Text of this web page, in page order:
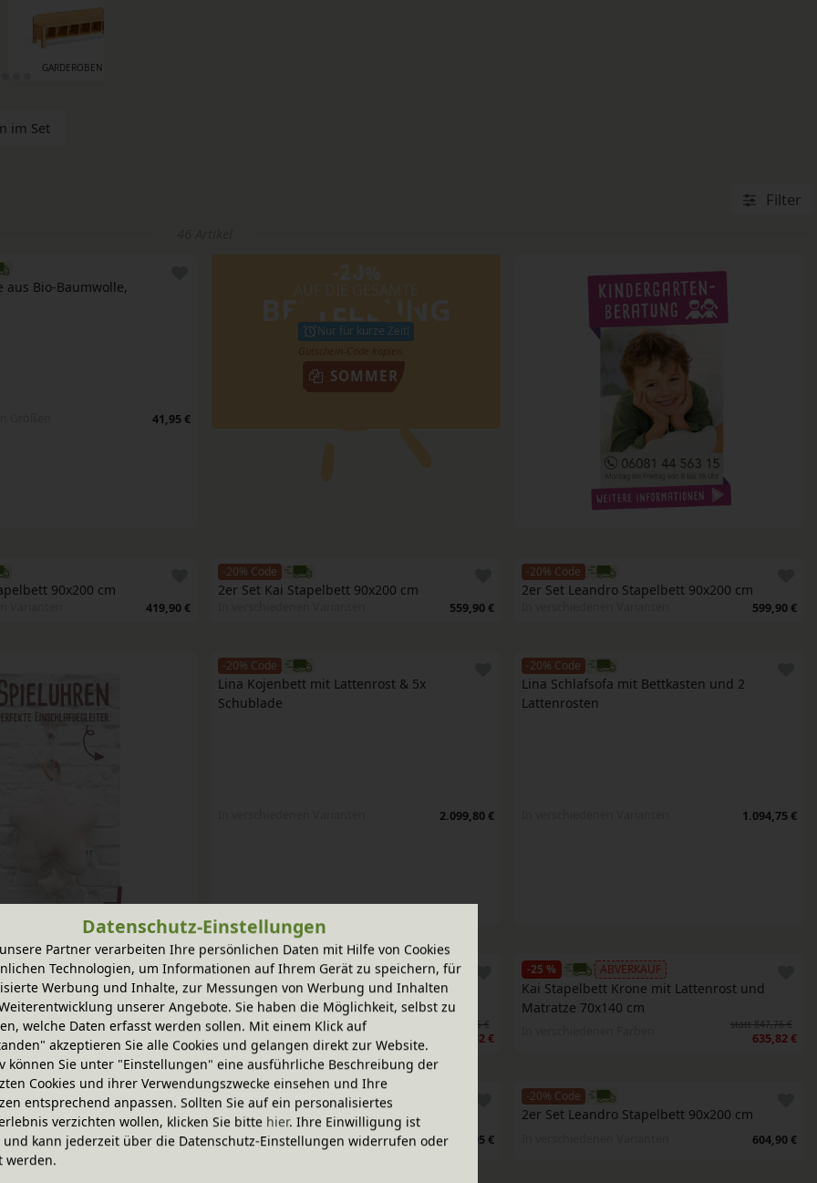
GARDEROBEN
im Set
Filter
aus Bio-Baumwolle,
41,95 €
AUF DIE GESAMTE
BESTELLUNG
Nur für kurze Zeit!
SOMMER
90x200 cm
419,90 €
-20% Code
2er Set Kai Stapelbett 90x200 cm
559,90 €
-20% Code
2er Set Leandro Stapelbett 90x200 cm
599,90 €
-20% Code
Lina Kojenbett mit Lattenrost & 5x
Schublade
2.099,80 €
-20% Code
Lina Schlafsofa mit Bettkasten und 2
Lattenrosten
1.094,75 €
Krone mit Lattenrost 70x140
Farben statt 517,81 €
388,36 €
-25 % ABVERKAUF
Kai Stapelbett Krone mit Lattenrost und
Matratze 70x140 cm
In verschiedenen Farben statt 837,76 €
628,32 €
-25 % ABVERKAUF
Kai Stapelbett Krone mit Lattenrost und
Matratze 70x140 cm
statt 847,76 €
635,82 €
Krone 70x140 cm
Farben statt 387,86 €
290,90 €
-20% Code
Kai Stapelbett 90x200 cm
In verschiedenen Varianten 209,95 €
-20% Code
2er Set Leandro Stapelbett 90x200 cm
604,90 €
Datenschutz-Einstellungen
Partner verarbeiten Ihre persönlichen Daten mit Hilfe von Cookies
Technologien, um Informationen auf Ihrem Gerät zu speichern, für
Werbung und Inhalte, zur Messungen von Werbung und Inhalten
unserer Angebote. Sie haben die Möglichkeit, selbst zu
welche Daten erfasst werden sollen. Mit einem Klick auf
akzeptieren Sie alle Cookies und gelangen direkt zur Website.
können Sie unter "Einstellungen" eine ausführliche Beschreibung der
Cookies und ihrer Verwendungszwecke einsehen und Ihre
entsprechend anpassen. Sollten Sie auf ein personalisiertes
verzichten wollen, klicken Sie bitte hier. Ihre Einwilligung ist
kann jederzeit über die Datenschutz-Einstellungen widerrufen oder
werden.